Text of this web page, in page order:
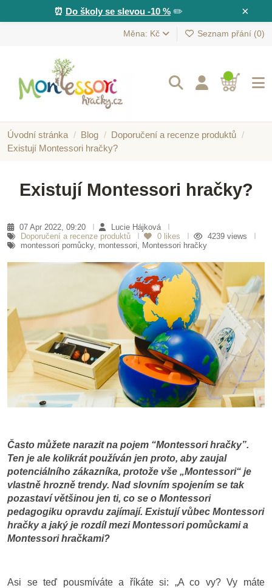
×
⏰ Do školy se slevou -10 %✏️
Měna: Kč Seznam přání (0)
Úvodní stránka Blog
Doporučení a recenze produktů
Existují Montessori hračky?
Existují Montessori hračky?
07 Apr 2022, 09:20
Lucie Hájková
Doporučení a recenze produktů
0 likes
4239 views
montessori pomůcky, montessori, Montessori hračky
Často můžete narazit na pojem “Montessori hračky”.
Ten je ale kolikrát používán jen proto, aby zaujal
potenciálního zákazníka, protože vše „Montessori“ je
vlastně hrozně trendy. Nad slovním spojením se tak
pozastaví většinou jen ti, co se o Montessori
pedagogiku opravdu zajímají. Existují vůbec Montessori
hračky a jaký je rozdíl mezi Montessori pomůckami a
Montessori hračkami?
Asi se teď pousmíváte a říkáte si: „A co vy? Vy máte